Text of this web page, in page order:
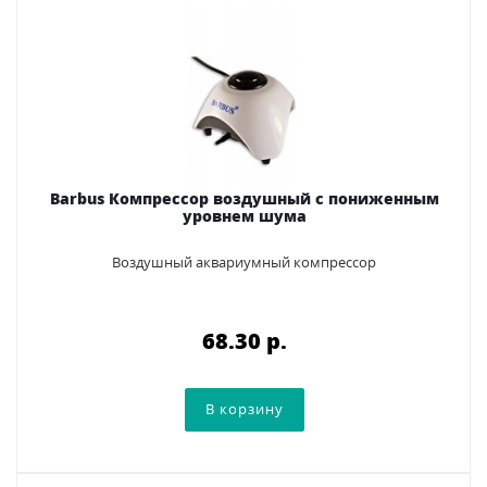
Barbus Компрессор воздушный с пониженным
уровнем шума
Воздушный аквариумный компрессор
68.30 p.